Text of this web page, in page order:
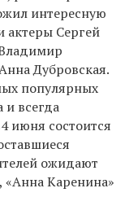
интересную
актеры Сергей
Дубровская.
популярных
и всегда
июня состоится
ожидают
«Анна Каренина»